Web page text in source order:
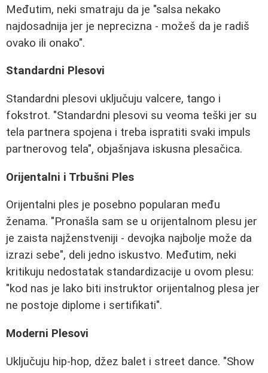
Međutim, neki smatraju da je "salsa nekako
najdosadnija jer je neprecizna - možeš da je radiš
ovako ili onako".
Standardni Plesovi
Standardni plesovi uključuju valcere, tango i
fokstrot. "Standardni plesovi su veoma teški jer su
tela partnera spojena i treba ispratiti svaki impuls
partnerovog tela", objašnjava iskusna plesačica.
Orijentalni i Trbušni Ples
Orijentalni ples je posebno popularan među
ženama. "Pronašla sam se u orijentalnom plesu jer
je zaista najženstveniji - devojka najbolje može da
izrazi sebe", deli jedno iskustvo. Međutim, neki
kritikuju nedostatak standardizacije u ovom plesu:
"kod nas je lako biti instruktor orijentalnog plesa jer
ne postoje diplome i sertifikati".
Moderni Plesovi
Uključuju hip-hop, džez balet i street dance. "Show